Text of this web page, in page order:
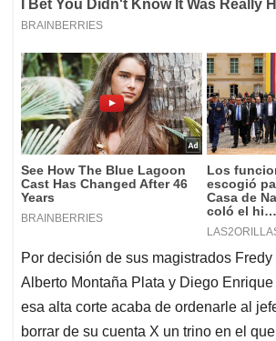
Por decisión de sus magistrados Fredy
Alberto Montaña Plata y Diego
esa alta corte acaba de ordenarle al
borrar de su cuenta X un trino en el